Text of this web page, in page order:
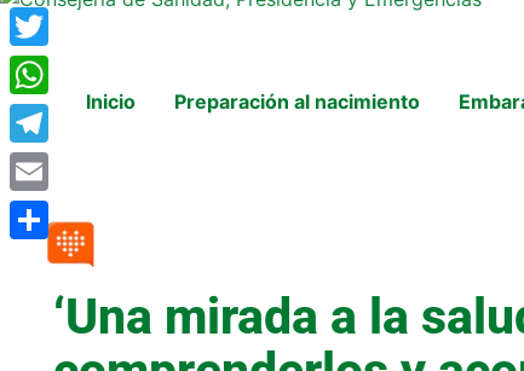
Inicio Preparación al nacimiento
‘Una mirada a la
Facebook
Twitter
WhatsApp
Telegram
Email
Compartir